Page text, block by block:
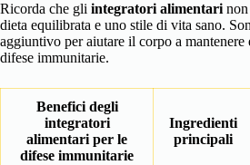
Ricorda che gli integratori alimentari
dieta equilibrata e uno stile di vita sano.
aggiuntivo per aiutare il corpo a mantenere
difese immunitarie.
Benefici degli
integratori
alimentari per le
difese immunitarie
Ingredienti
principali